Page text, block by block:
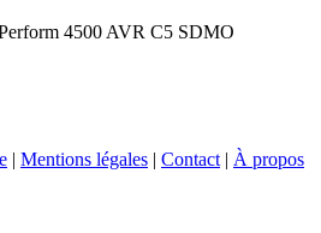
4500 AVR C5 SDMO
| Mentions légales | Contact| À propos